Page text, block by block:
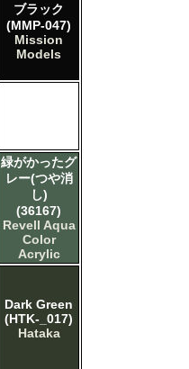
ブラック
(MMP-047)
Mission
Models
緑がかったグ
レー(つや消
し)
(36167)
Revell Aqua
Color
Acrylic
Dark Green
(HTK-_017)
Hataka